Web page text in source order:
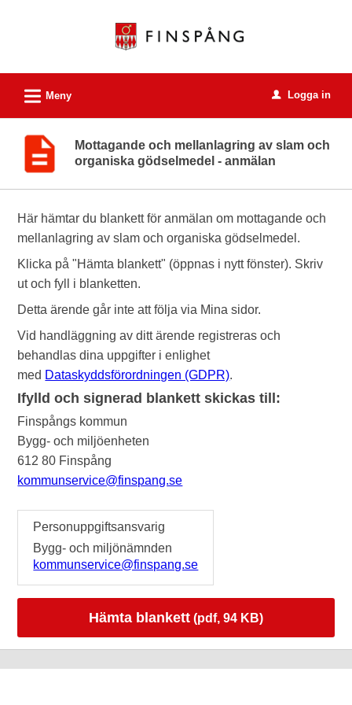
tjänster
Finspångs
kommun
L Meny u Logga in
Mottagande och mellanlagring av slam och
organiska gödselmedel - anmälan
Här hämtar du blankett för anmälan om mottagande och
mellanlagring av slam och organiska gödselmedel.
Klicka på "Hämta blankett" (öppnas i nytt fönster). Skriv
ut och fyll i blanketten.
Detta ärende går inte att följa via Mina sidor.
Vid handläggning av ditt ärende registreras och
behandlas dina uppgifter i enlighet
med Dataskyddsförordningen (GDPR).
Ifylld och signerad blankett skickas till:
Finspångs kommun
Bygg- och miljöenheten
612 80 Finspång
kommunservice@finspang.se
Personuppgiftsansvarig
Bygg- och miljönämnden
kommunservice@finspang.se
Hämta blankett (pdf, 94 KB)